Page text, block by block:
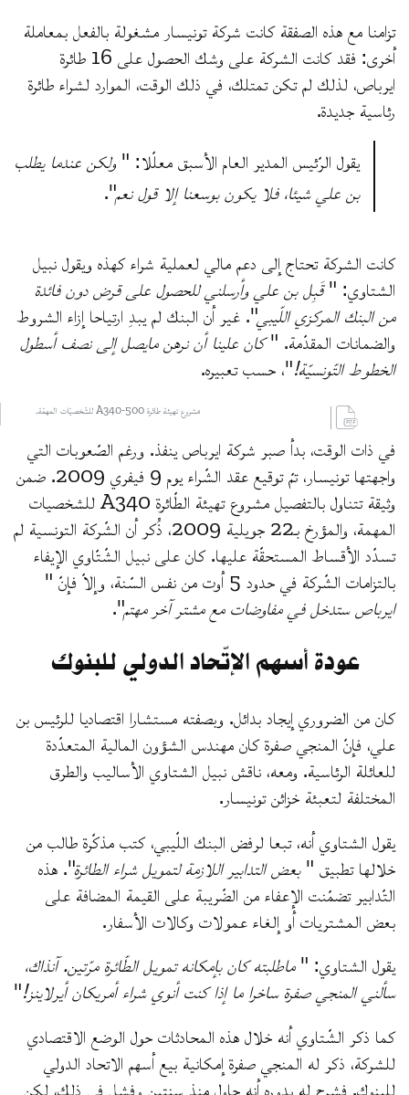
تزامنا مع هذه الصفقة كانت شركة تونيسار مشغولة بالفعل بمعاملة
أخرى: فقد كانت الشركة على وشك الحصول على 16 طائرة
ايرباص، لذلك لم تكن تمتلك، في ذلك الوقت، الموارد لشراء طائرة
رئاسية جديدة.
يقول الرّئيس المدير العام الأسبق معلّلا: "ولكن عندما يطلب
بن علي شيئا، فلا يكون بوسعنا إلا قول نعم".
كانت الشركة تحتاج إلى دعم مالي لعملية شراء كهذه ويقول نبيل
الشتاوي: "قَبِل بن علي وأرسلني للحصول على قرض دون فائدة
من البنك المركزي اللّيبي". غير أن البنك لم يبدِ ارتياحا إزاء الشروط
والضمانات المقدّمة. "كان علينا أن نرهن مايصل إلى نصف أسطول
الخطوط التّونسيّة!"، حسب تعبيره.
مشروع تهيئة طائرة A340-500 للشّخصيّات المهمّة.
في ذات الوقت، بدأ صبر شركة ايرباص ينفذ. ورغم الصّعوبات التي
واجهتها تونيسار، تمّ توقيع عقد الشّراء يوم 9 فيفري 2009. ضمن
وثيقة تتناول بالتفصيل مشروع تهيئة الطّائرة A340 للشخصيات
المهمة، والمؤرخ بـ22 جويلية 2009، ذُكر أن الشّركة التونسية لم
تسدّد الأقساط المستحقّة عليها. كان على نبيل الشّتّاوي الإيفاء
بالتزامات الشّركة في حدود 5 أوت من نفس السّنة، وإلاّ فإنّ "
ايرباص ستدخل في مفاوضات مع مشتر آخر مهتم".
عودة أسهم الإتّحاد الدولي للبنوك
كان من الضروري إيجاد بدائل. وبصفته مستشارا اقتصاديا للرئيس بن
علي، فإنّ المنجي صفرة كان مهندس الشؤون المالية المتعدّدة
للعائلة الرئاسية. ومعه، ناقش نبيل الشتاوي الأساليب والطرق
المختلفة لتعبئة خزائن تونيسار.
يقول الشتاوي أنه، تبعا لرفض البنك اللّيبي، كتب مذكّرة طالب من
خلالها تطبيق "بعض التدابير اللازمة لتمويل شراء الطائرة". هذه
التّدابير تضمّنت الإعفاء من الضّريبة على القيمة المضافة على
بعض المشتريات أو إلغاء عمولات وكالات الأسفار.
يقول الشتاوي: "ماطلبته كان بإمكانه تمويل الطّائرة مرّتين. آنذاك،
سألني المنجي صفرة ساخرا ما إذا كنت أنوي شراء أمريكان أيرلاينز!"
كما ذكر الشّتاوي أنه خلال هذه المحادثات حول الوضع الاقتصادي
للشركة، ذكر له المنجي صفرة إمكانية بيع أسهم الاتحاد الدولي
للبنوك. فشرح له بدوره أنه حاول منذ سنتين وفشل في ذلك، لكن